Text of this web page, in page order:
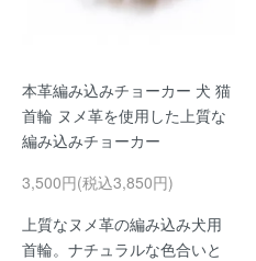
本革編み込みチョーカー 犬 猫
首輪 ヌメ革を使用した上質な
編み込みチョーカー
3,500円(税込3,850円)
上質なヌメ革の編み込み犬用
首輪。ナチュラルな色合いと